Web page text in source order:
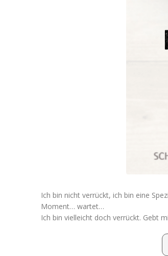
Ich bin nicht verrückt, ich bin eine
Moment… wartet…
Ich bin vielleicht doch verrückt. Gebt